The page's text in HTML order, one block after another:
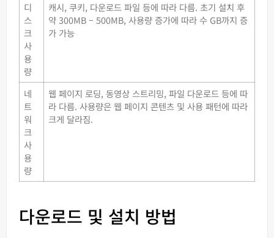
디
스
크
사
용
량
캐시, 쿠키, 다운로드 파일 등에 따라 다름. 초기 설치 후
약 300MB – 500MB, 사용량 증가에 따라 수 GB까지 증
가 가능
네
트
워
크
사
용
량
웹 페이지 로딩, 동영상 스트리밍, 파일 다운로드 등에 따
라 다름. 사용량은 웹 페이지 콘텐츠 및 사용 패턴에 따라
크게 달라짐.
다운로드 및 설치 방법